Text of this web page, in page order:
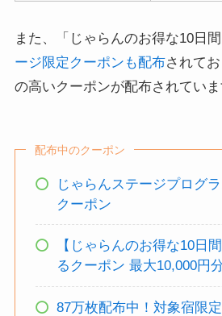
また、「じゃらんのお得な10日
ージ限定クーポンも配布されて
の高いクーポンが配布されていま
配布中のクーポン
じゃらんステージプログ
クーポン
【じゃらんのお得な10日
るクーポン 最大10,000円
87万枚配布中！対象宿限